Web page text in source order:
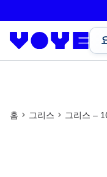
홈 그리스 그리스 –